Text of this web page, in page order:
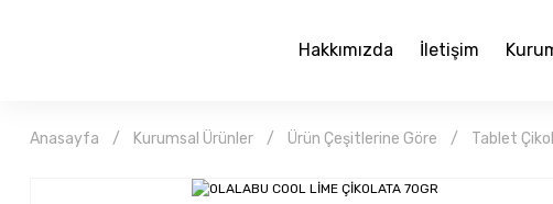
Hakkımızda İletişim
Anasayfa Kurumsal Ürünler Ürün Çeşitlerine Göre Tablet